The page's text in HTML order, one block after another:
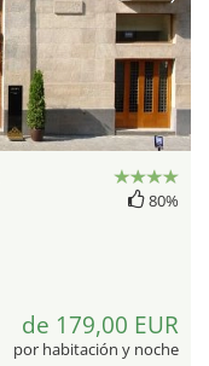
80%
de 179,00 EUR
por habitación y noche